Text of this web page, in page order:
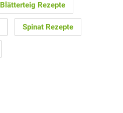
Blätterteig Rezepte
Spinat Rezepte